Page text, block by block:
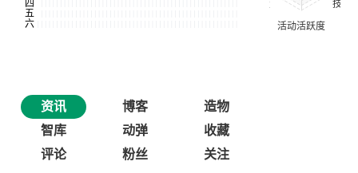
资讯 博客
造物
智库
动弹
收藏
评论
粉丝 关注